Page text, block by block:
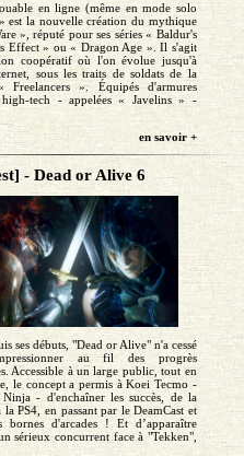
en ligne (même en mode solo
est la nouvelle création du mythique
», réputé pour ses séries « Baldur's
Effect » ou « Dragon Age ». Il s'agit
coopératif où l'on évolue jusqu'à
sous les traits de soldats de la
Freelancers ». Équipés d'armures
high-tech - appelées « Javelins » -
en savoir +
- Dead or Alive 6
ses débuts, "Dead or Alive" n'a cessé
au fil des progrès
Accessible à un large public, tout en
le concept a permis à Koei Tecmo -
- d'enchaîner les succès, de la
la PS4, en passant par le DeamCast et
bornes d'arcades ! Et d’apparaître
sérieux concurrent face à "Tekken",